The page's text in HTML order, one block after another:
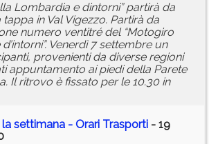
Lombardia e dintorni” partirà da
in Val Vigezzo. Partirà da
numero ventitré del “Motogiro
Venerdì 7 settembre un
provenienti da diverse regioni
appuntamento ai piedi della Parete
Il ritrovo è fissato per le 10.30 in
settimana - Orari Trasporti - 19